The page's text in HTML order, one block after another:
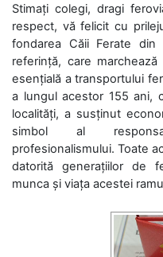
Stimați colegi, dragi
respect, vă felicit cu
fondarea Căii Ferate
referință, care
esențială a transportului
a lungul acestor 155 ani,
localități, a susținut
simbol al
profesionalismului. Toate
datorită generațiilor de
munca și viața acestei